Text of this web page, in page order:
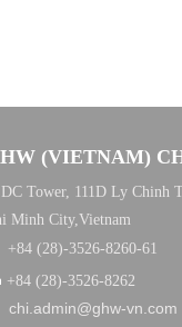
(VIETNAM)
DC Tower, 111D Ly Chinh
Minh City,Vietnam
+84 (28)-3526-8260-61
+84 (28)-3526-8262
chi.admin@ghw-vn.com